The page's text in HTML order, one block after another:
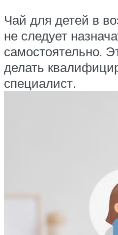
Чай для детей в
не следует
самостоятельно.
делать
специалист.